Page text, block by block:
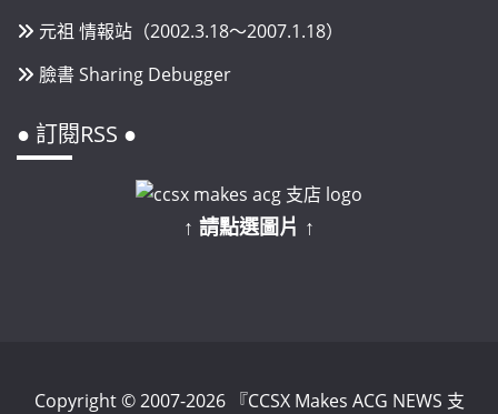
元祖 情報站（2002.3.18～2007.1.18）
臉書 Sharing Debugger
● 訂閱RSS ●
↑ 請點選圖片 ↑
Copyright © 2007-2026 『CCSX Makes ACG NEWS 支